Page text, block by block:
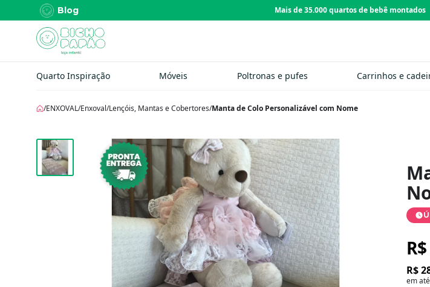
Blog Loja com 22 anos de
Quarto Inspiração Móveis Poltronas e pufes Carrinhos e
/ENXOVAL/Enxoval/Lençóis, Mantas e Cobertores/Manta de Colo Personalizável com Nome
R$
em até